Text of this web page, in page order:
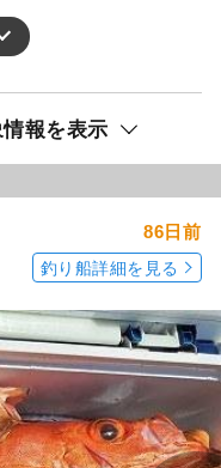
報を表示
86日前
釣り船詳細を見る